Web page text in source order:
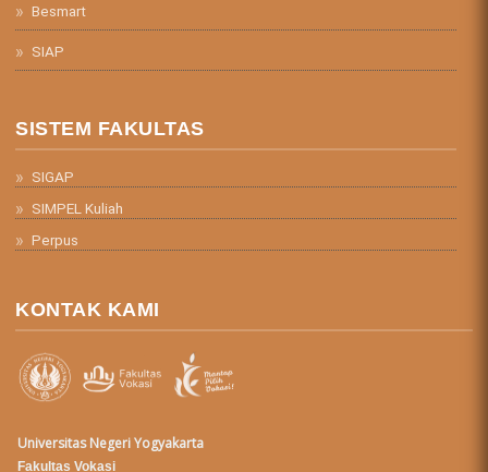
Besmart
SIAP
SISTEM FAKULTAS
SIGAP
SIMPEL Kuliah
Perpus
KONTAK KAMI
Universitas Negeri Yogyakarta
Fakultas Vokasi